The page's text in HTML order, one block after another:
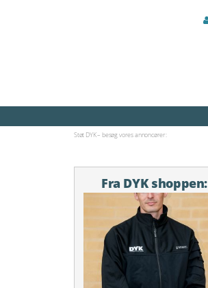
Støt DYK – besøg vores annoncører:
Fra DYK shoppen: